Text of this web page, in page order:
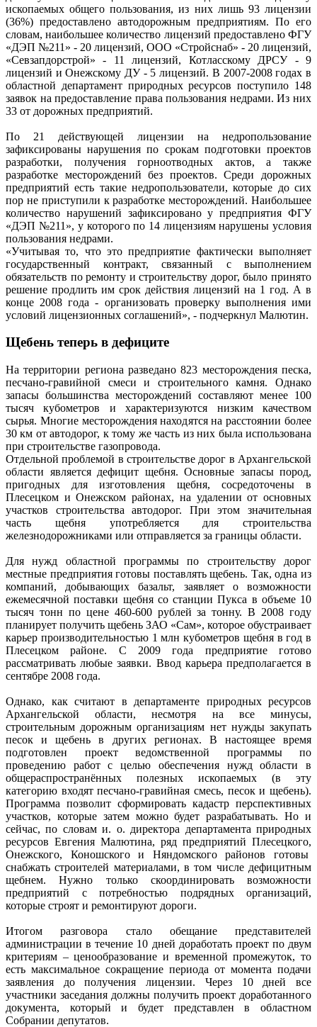
ископаемых общего пользования, из них лишь 93 лицензии
(36%) предоставлено автодорожным предприятиям. По его
словам, наибольшее количество лицензий предоставлено ФГУ
«ДЭП №211» - 20 лицензий, ООО «Стройснаб» - 20 лицензий,
«Севзапдорстрой» - 11 лицензий, Котласскому ДРСУ - 9
лицензий и Онежскому ДУ - 5 лицензий. В 2007-2008 годах в
областной департамент природных ресурсов поступило 148
заявок на предоставление права пользования недрами. Из них
33 от дорожных предприятий.
По 21 действующей лицензии на недропользование
зафиксированы нарушения по срокам подготовки проектов
разработки, получения горноотводных актов, а также
разработке месторождений без проектов. Среди дорожных
предприятий есть такие недропользователи, которые до сих
пор не приступили к разработке месторождений. Наибольшее
количество нарушений зафиксировано у предприятия ФГУ
«ДЭП №211», у которого по 14 лицензиям нарушены условия
пользования недрами.
«Учитывая то, что это предприятие фактически выполняет
государственный контракт, связанный с выполнением
обязательств по ремонту и строительству дорог, было принято
решение продлить им срок действия лицензий на 1 год. А в
конце 2008 года - организовать проверку выполнения ими
условий лицензионных соглашений», - подчеркнул Малютин.
Щебень теперь в дефиците
На территории региона разведано 823 месторождения песка,
песчано-гравийной смеси и строительного камня. Однако
запасы большинства месторождений составляют менее 100
тысяч кубометров и характеризуются низким качеством
сырья. Многие месторождения находятся на расстоянии более
30 км от автодорог, к тому же часть из них была использована
при строительстве газопровода.
Отдельной проблемой в строительстве дорог в Архангельской
области является дефицит щебня. Основные запасы пород,
пригодных для изготовления щебня, сосредоточены в
Плесецком и Онежском районах, на удалении от основных
участков строительства автодорог. При этом значительная
часть щебня употребляется для строительства
железнодорожниками или отправляется за границы области.
Для нужд областной программы по строительству дорог
местные предприятия готовы поставлять щебень. Так, одна из
компаний, добывающих базальт, заявляет о возможности
ежемесячной поставки щебня со станции Пукса в объеме 10
тысяч тонн по цене 460-600 рублей за тонну. В 2008 году
планирует получить щебень ЗАО «Сам», которое обустраивает
карьер производительностью 1 млн кубометров щебня в год в
Плесецком районе. С 2009 года предприятие готово
рассматривать любые заявки. Ввод карьера предполагается в
сентябре 2008 года.
Однако, как считают в департаменте природных ресурсов
Архангельской области, несмотря на все минусы,
строительным дорожным организациям нет нужды закупать
песок и щебень в других регионах. В настоящее время
подготовлен проект ведомственной программы по
проведению работ с целью обеспечения нужд области в
общераспространённых полезных ископаемых (в эту
категорию входят песчано-гравийная смесь, песок и щебень).
Программа позволит сформировать кадастр перспективных
участков, которые затем можно будет разрабатывать. Но и
сейчас, по словам и. о. директора департамента природных
ресурсов Евгения Малютина, ряд предприятий Плесецкого,
Онежского, Коношского и Няндомского районов готовы
снабжать строителей материалами, в том числе дефицитным
щебнем. Нужно только скоординировать возможности
предприятий с потребностью подрядных организаций,
которые строят и ремонтируют дороги.
Итогом разговора стало обещание представителей
администрации в течение 10 дней доработать проект по двум
критериям – ценообразование и временной промежуток, то
есть максимальное сокращение периода от момента подачи
заявления до получения лицензии. Через 10 дней все
участники заседания должны получить проект доработанного
документа, который и будет представлен в областном
Собрании депутатов.